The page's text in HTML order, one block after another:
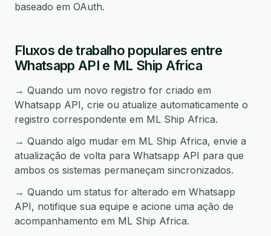
baseado em OAuth.
Fluxos de trabalho populares entre
Whatsapp API e ML Ship Africa
→ Quando um novo registro for criado em
Whatsapp API, crie ou atualize automaticamente o
registro correspondente em ML Ship Africa.
→ Quando algo mudar em ML Ship Africa, envie a
atualização de volta para Whatsapp API para que
ambos os sistemas permaneçam sincronizados.
→ Quando um status for alterado em Whatsapp
API, notifique sua equipe e acione uma ação de
acompanhamento em ML Ship Africa.